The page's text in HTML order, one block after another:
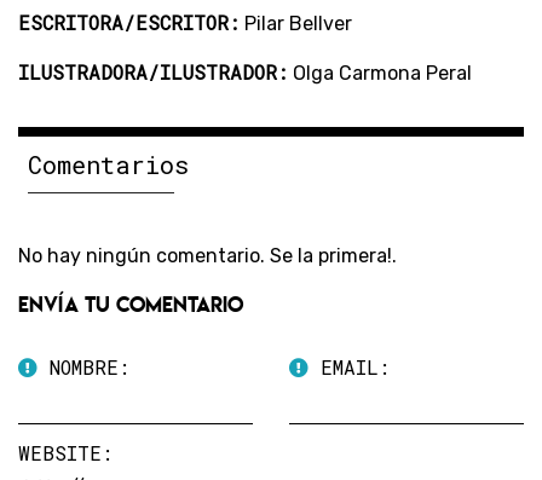
ESCRITORA/ESCRITOR: Pilar Bellver
ILUSTRADORA/ILUSTRADOR: Olga Carmona Peral
Comentarios
No hay ningún comentario. Se la primera!.
Envía tu comentario
NOMBRE: EMAIL:
WEBSITE: